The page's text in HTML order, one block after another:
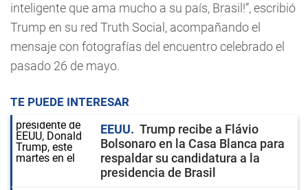
inteligente que ama mucho a su país, Brasil!”, escribió
Trump en su red Truth Social, acompañando el
mensaje con fotografías del encuentro celebrado el
pasado 26 de mayo.
TE PUEDE INTERESAR
EEUU
Trump recibe a Flávio
Bolsonaro en la Casa Blanca para
respaldar su candidatura a la
presidencia de Brasil